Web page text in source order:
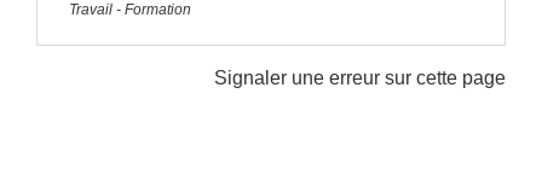
Travail - Formation
Signaler une erreur sur cette page